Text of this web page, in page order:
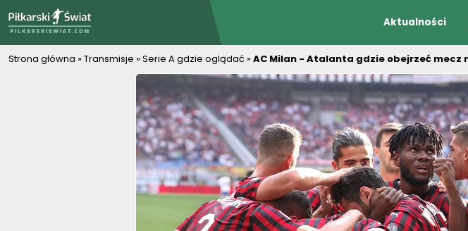
Aktualności
Strona główna »Transmisje »Serie A gdzie oglądać »AC Milan - Atalanta gdzie obejrzeć mecz